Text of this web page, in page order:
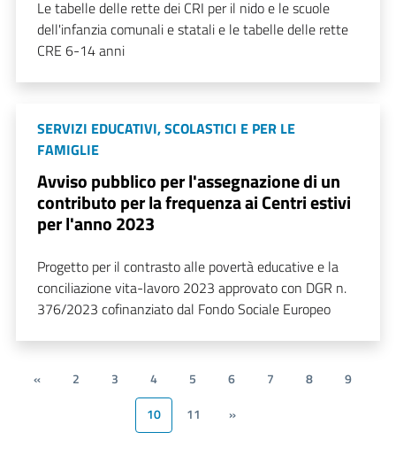
Le tabelle delle rette dei CRI per il nido e le scuole
dell'infanzia comunali e statali e le tabelle delle rette
CRE 6-14 anni
SERVIZI EDUCATIVI, SCOLASTICI E PER LE
FAMIGLIE
Avviso pubblico per l'assegnazione di un
contributo per la frequenza ai Centri estivi
per l'anno 2023
Progetto per il contrasto alle povertà educative e la
conciliazione vita-lavoro 2023 approvato con DGR n.
376/2023 cofinanziato dal Fondo Sociale Europeo
« 2 3 4 5 6 7 8
9
10
11 »